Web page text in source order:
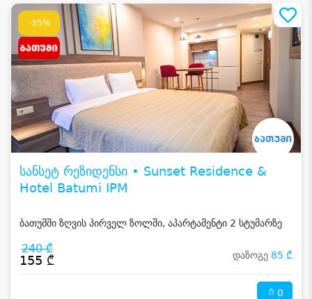
-35%
სანსეტ რეზიდენსი • Sunset Residence &
Hotel Batumi IPM
ბათუმში ზღვის პირველ ზოლში, აპარტამენტი 2 სტუმარზე
240 ₾
155 ₾ დაზოგე 85 ₾
0